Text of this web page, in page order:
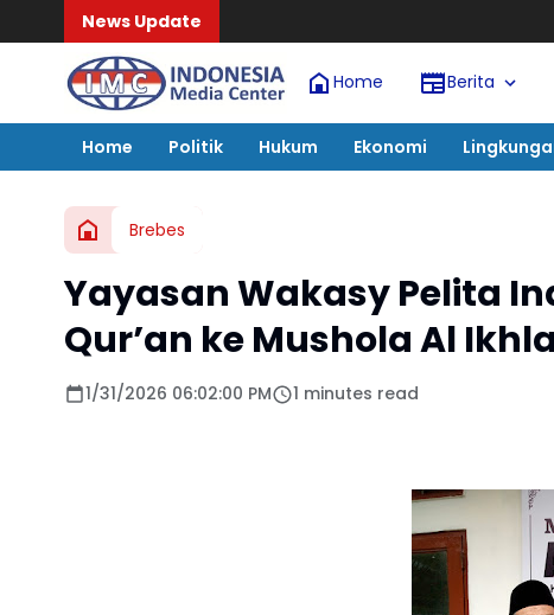
News Update
Home Berita
Home Politik Hukum Ekonomi
Brebes
Yayasan Wakasy Pelita
Qur’an ke Mushola Al
1/31/2026 06:02:00 PM 1 minutes read